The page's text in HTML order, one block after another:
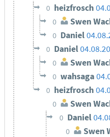
0 heizfrosch
0 Swen
0 Daniel
0 Daniel
0 Swen
0 wahsaga
0 heizfrosch
0 Swen
0 Daniel
0 Swen